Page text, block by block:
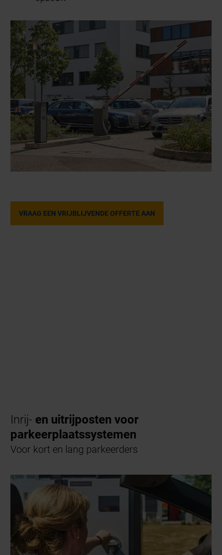
VRAAG EEN VRIJBLIJVENDE OFFERTE AAN
Inrij- en uitrijposten voor
parkeerplaatssystemen
Voor kort en lang parkeerders